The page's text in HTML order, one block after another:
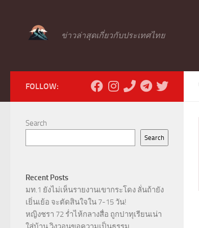
ข่าวล่าสุดเกี่ยวกับประเทศไทย
FOLLOW:
Search
Search
Recent Posts
มท.1 ยังไม่เห็นรายงานเขากระโดง ลั่นถ้ายัง
เยิ่นเย้อ จะตัดสินใจใน 7-15 วัน!
หญิงชรา 72 ร่ำไห้กลางสื่อ ถูกปาทุเรียนเน่า